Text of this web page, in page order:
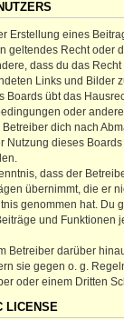
Erstellung eines
geltendes Recht oder
dass du das
Links und Bilder
Boards übt das
oder
dich nach
Nutzung dieses
dass der
übernimmt, die er
genommen hat. Du
und Funktionen
Betreiber darüber
sie gegen o. g.
oder einem Dritten
LICENSE